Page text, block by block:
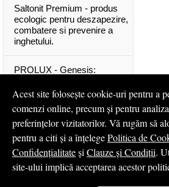
Saltonit Premium - produs
ecologic pentru deszapezire,
combatere si prevenire a
inghetului.
PROLUX - Genesis:
calitate superioara
Mascota PROLUX Genesis
...toate articolele & ştirile
© 2008 - 2026 S.C. Profilux S.A.
Acest site folosește cookie-uri pentru a
comenzi online, precum și pentru
preferințelor vizitatorilor. Vă rugăm să
pentru a citi și a înțelegePolitica de
Confidențialitateși Clauze și Condiții.
site-ului implică acceptarea acestor